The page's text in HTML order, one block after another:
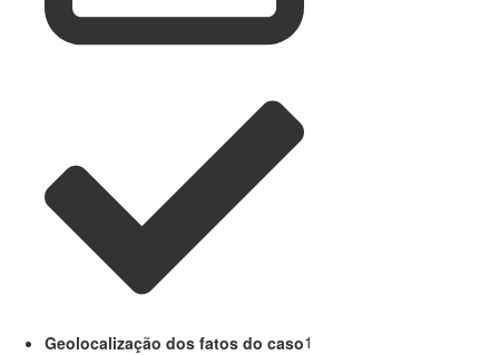
Geolocalização dos fatos do caso1